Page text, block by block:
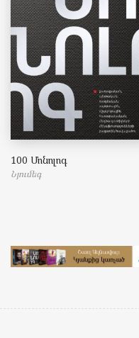
100 Մոնոլոգ
Նյումեգ